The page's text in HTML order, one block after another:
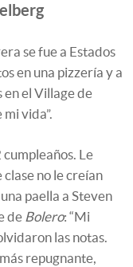
se fue a Estados
en una pizzería y a
en el Village de
vida”.
Le
clase no le creían
paella a Steven
de Bolero: “Mi
las notas.
repugnante,